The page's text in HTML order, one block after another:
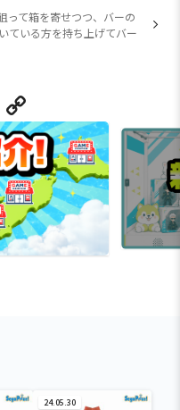
って箱を寄せつつ、バーの
ている方を持ち上げてバー
Line
24.05.30